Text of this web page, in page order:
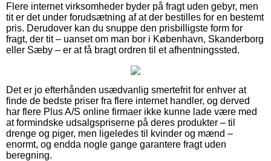
Flere internet virksomheder byder på fragt uden gebyr, men
tit er det under forudsætning af at der bestilles for en bestemt
pris. Derudover kan du snuppe den prisbilligste form for
fragt, der tit – uanset om man bor i København, Skanderborg
eller Sæby – er at få bragt ordren til et afhentningssted.
Det er jo efterhånden usædvanlig smertefrit for enhver at
finde de bedste priser fra flere internet handler, og derved
har flere Plus A/S online firmaer ikke kunne lade være med
at formindske udsalgspriserne på deres produkter – til
drenge og piger, men ligeledes til kvinder og mænd –
enormt, og endda nogle gange garantere fragt uden
beregning.